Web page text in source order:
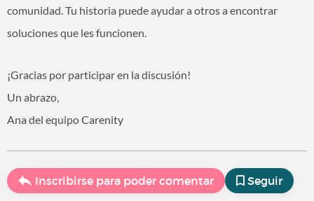
comunidad. Tu historia puede ayudar a otros a encontrar
soluciones que les funcionen.
¡Gracias por participar en la discusión!
Un abrazo,
Ana del equipo Carenity
Inscribirse para poder comentar Seguir